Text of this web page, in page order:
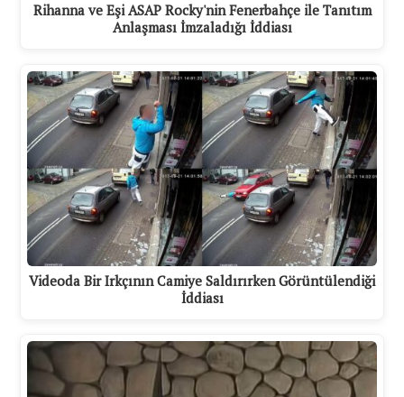
Rihanna ve Eşi ASAP Rocky'nin Fenerbahçe ile Tanıtım
Anlaşması İmzaladığı İddiası
Videoda Bir Irkçının Camiye Saldırırken Görüntülendiği
İddiası